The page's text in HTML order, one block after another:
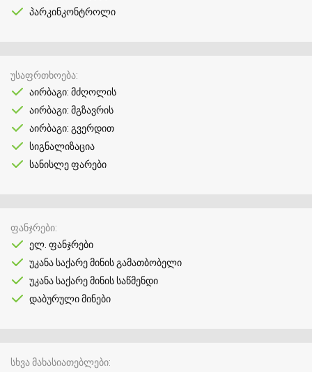
პარკინკონტროლი
უსაფრთხოება
აირბაგი: მძღოლის
აირბაგი: მგზავრის
აირბაგი: გვერდით
სიგნალიზაცია
სანისლე ფარები
ფანჯრები
ელ. ფანჯრები
უკანა საქარე მინის გამათბობელი
უკანა საქარე მინის საწმენდი
დაბურული მინები
სხვა მახასიათებლები